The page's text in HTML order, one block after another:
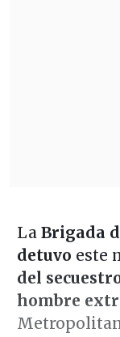
La Brigada
detuvo este
del
hombre